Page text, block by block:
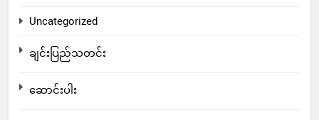
Uncategorized
ချင်းပြည်သတင်း
ဆောင်းပါး